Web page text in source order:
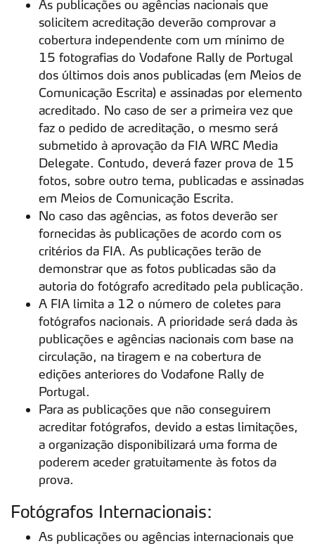
As publicações ou agências nacionais que
solicitem acreditação deverão comprovar a
cobertura independente com um mínimo de
15 fotografias do Vodafone Rally de Portugal
dos últimos dois anos publicadas (em Meios de
Comunicação Escrita) e assinadas por elemento
acreditado. No caso de ser a primeira vez que
faz o pedido de acreditação, o mesmo será
submetido à aprovação da FIA WRC Media
Delegate. Contudo, deverá fazer prova de 15
fotos, sobre outro tema, publicadas e assinadas
em Meios de Comunicação Escrita.
No caso das agências, as fotos deverão ser
fornecidas às publicações de acordo com os
critérios da FIA. As publicações terão de
demonstrar que as fotos publicadas são da
autoria do fotógrafo acreditado pela publicação.
A FIA limita a 12 o número de coletes para
fotógrafos nacionais. A prioridade será dada às
publicações e agências nacionais com base na
circulação, na tiragem e na cobertura de
edições anteriores do Vodafone Rally de
Portugal.
Para as publicações que não conseguirem
acreditar fotógrafos, devido a estas limitações,
a organização disponibilizará uma forma de
poderem aceder gratuitamente às fotos da
prova.
Fotógrafos Internacionais:
As publicações ou agências internacionais que